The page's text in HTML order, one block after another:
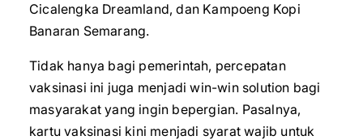
Cicalengka Dreamland, dan Kampoeng Kopi
Banaran Semarang.
Tidak hanya bagi pemerintah, percepatan
vaksinasi ini juga menjadi win-win solution bagi
masyarakat yang ingin bepergian. Pasalnya,
kartu vaksinasi kini menjadi syarat wajib untuk